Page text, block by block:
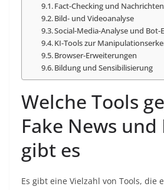
Fact-Checking und
Bild- und Videoanalyse
Social-Media-Analyse und Bot-
KI-Tools zur
Browser-Erweiterungen
Bildung und Sensibilisierung
Welche Tools
Fake News
gibt es
Es gibt eine Vielzahl von Tools, die